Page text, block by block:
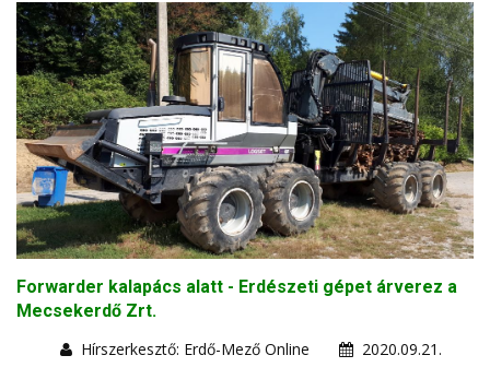
Forwarder kalapács alatt - Erdészeti gépet árverez a
Mecsekerdő Zrt.
Hírszerkesztő: Erdő-Mező Online
2020.09.21.